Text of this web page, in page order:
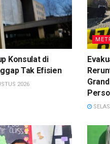
Konsulat di
Tak Efisien
2026